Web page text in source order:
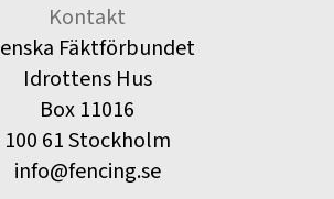
Kontakt
Fäktförbundet
Idrottens Hus
Box 11016
100 61 Stockholm
info@fencing.se